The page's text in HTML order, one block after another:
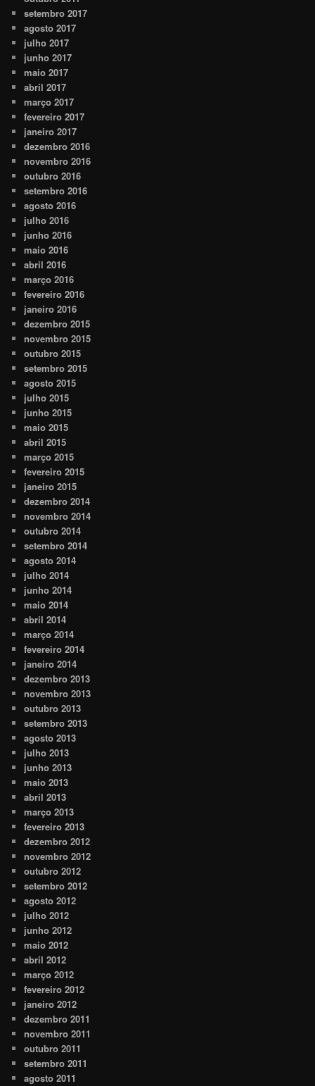
setembro 2017
agosto 2017
julho 2017
junho 2017
maio 2017
abril 2017
março 2017
fevereiro 2017
janeiro 2017
dezembro 2016
novembro 2016
outubro 2016
setembro 2016
agosto 2016
julho 2016
junho 2016
maio 2016
abril 2016
março 2016
fevereiro 2016
janeiro 2016
dezembro 2015
novembro 2015
outubro 2015
setembro 2015
agosto 2015
julho 2015
junho 2015
maio 2015
abril 2015
março 2015
fevereiro 2015
janeiro 2015
dezembro 2014
novembro 2014
outubro 2014
setembro 2014
agosto 2014
julho 2014
junho 2014
maio 2014
abril 2014
março 2014
fevereiro 2014
janeiro 2014
dezembro 2013
novembro 2013
outubro 2013
setembro 2013
agosto 2013
julho 2013
junho 2013
maio 2013
abril 2013
março 2013
fevereiro 2013
dezembro 2012
novembro 2012
outubro 2012
setembro 2012
agosto 2012
julho 2012
junho 2012
maio 2012
abril 2012
março 2012
fevereiro 2012
janeiro 2012
dezembro 2011
novembro 2011
outubro 2011
setembro 2011
agosto 2011